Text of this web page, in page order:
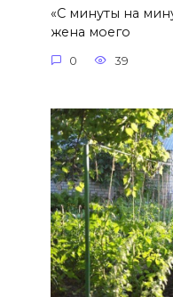
«С минуты на
жена моего
0 39